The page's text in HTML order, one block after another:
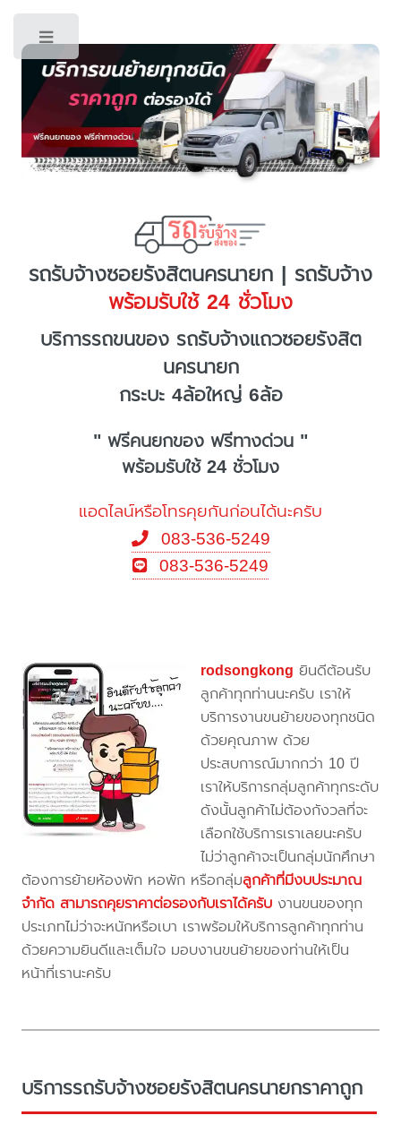
รถรับจ้างซอยรังสิตนครนายก | รถรับจ้าง
พร้อมรับใช้ 24 ชั่วโมง
บริการรถขนของ รถรับจ้างแถวซอยรังสิต
นครนายก
กระบะ 4ล้อใหญ่ 6ล้อ
" ฟรีคนยกของ ฟรีทางด่วน "
พร้อมรับใช้ 24 ชั่วโมง
แอดไลน์หรือโทรคุยกันก่อนได้นะครับ
083-536-5249
083-536-5249
rodsongkong ยินดีต้อนรับ
ลูกค้าทุกท่านนะครับ เราให้
บริการงานขนย้ายของทุกชนิด
ด้วยคุณภาพ ด้วย
ประสบการณ์มากกว่า 10 ปี
เราให้บริการกลุ่มลูกค้าทุกระดับ
ดังนั้นลูกค้าไม่ต้องกังวลที่จะ
เลือกใช้บริการเราเลยนะครับ
ไม่ว่าลูกค้าจะเป็นกลุ่มนักศึกษา
ต้องการย้ายห้องพัก หอพัก หรือกลุ่มลูกค้าที่มีงบประมาณ
จำกัด สามารถคุยราคาต่อรองกับเราได้ครับ งานขนของทุก
ประเภทไม่ว่าจะหนักหรือเบา เราพร้อมให้บริการลูกค้าทุกท่าน
ด้วยความยินดีและเต็มใจ มอบงานขนย้ายของท่านให้เป็น
หน้าที่เรานะครับ
บริการรถรับจ้างซอยรังสิตนครนายกราคาถูก
Toggle